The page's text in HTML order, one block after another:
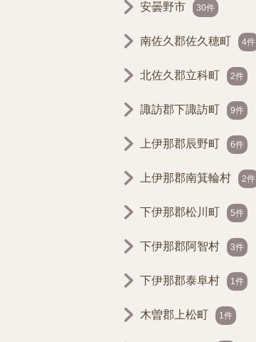
安曇野市 30件
南佐久郡佐久穂町 4件
北佐久郡立科町 2件
諏訪郡下諏訪町 9件
上伊那郡辰野町 6件
上伊那郡南箕輪村 2件
下伊那郡松川町 5件
下伊那郡阿智村 3件
下伊那郡泰阜村 1件
木曽郡上松町 1件